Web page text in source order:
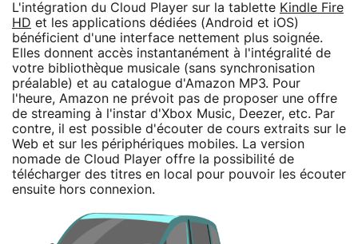
L'intégration du Cloud Player sur la tablette Kindle Fire
HD et les applications dédiées (Android et iOS)
bénéficient d'une interface nettement plus soignée.
Elles donnent accès instantanément à l'intégralité de
votre bibliothèque musicale (sans synchronisation
préalable) et au catalogue d'Amazon MP3. Pour
l'heure, Amazon ne prévoit pas de proposer une offre
de streaming à l'instar d'Xbox Music, Deezer, etc. Par
contre, il est possible d'écouter de cours extraits sur le
Web et sur les périphériques mobiles. La version
nomade de Cloud Player offre la possibilité de
télécharger des titres en local pour pouvoir les écouter
ensuite hors connexion.